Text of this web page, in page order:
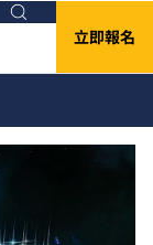
搜尋
立即報名